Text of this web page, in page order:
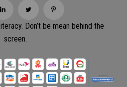
Don’t be mean behind the
screen.